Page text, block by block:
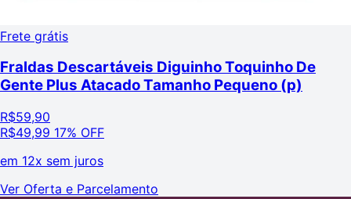
Frete grátis
Fraldas Descartáveis Diguinho Toquinho De
Gente Plus Atacado Tamanho Pequeno (p)
R$59,90
R$49,99 17% OFF
em 12x sem juros
Ver Oferta e Parcelamento